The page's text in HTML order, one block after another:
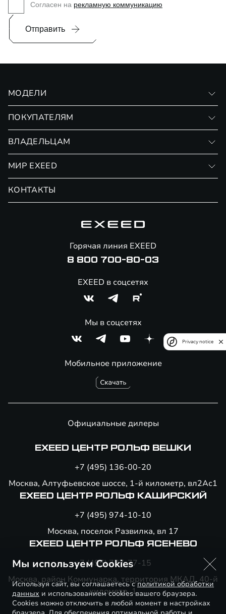
Согласен на рекламную коммуникацию
Отправить
МОДЕЛИ
ПОКУПАТЕЛЯМ
Страхование
ВЛАДЕЛЬЦАМ
Сервис
Помощь на дорогах
МИР EXEED
КОНТАКТЫ
Мобильное приложение
Горячая линия EXEED
8 800 700-80-03
EXEED в соцсетях
Мы в соцсетях
Официальные дилеры
EXEED ЦЕНТР РОЛЬФ ВЕШКИ
+7 (495) 136-00-20
Москва, Алтуфьевское шоссе, 1-й километр, вл2Ас1
EXEED ЦЕНТР РОЛЬФ КАШИРСКИЙ
+7 (495) 974-10-10
Москва, поселок Развилка, вл 17
EXEED ЦЕНТР РОЛЬФ ЯСЕНЕВО
+7 (495) 777-77-15
Москва, район Коммунарка, территория МКАД, 40-й
километр, 1
Мы используем Cookies
Используя сайт, вы соглашаетесь сполитикой обработки
данных и использованием cookies вашего браузера.
Cookies можно отключить в любой момент в настройках
Privacy notice